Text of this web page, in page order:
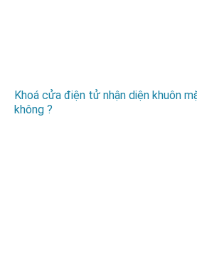
Khoá cửa điện tử nhận diện khuôn
không ?